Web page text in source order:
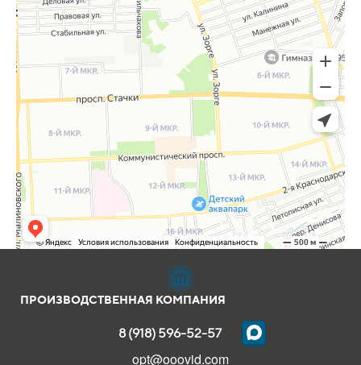
ПРОИЗВОДСТВЕННАЯ КОМПАНИЯ
8 (918) 596-52-57
opt@ooovid.com